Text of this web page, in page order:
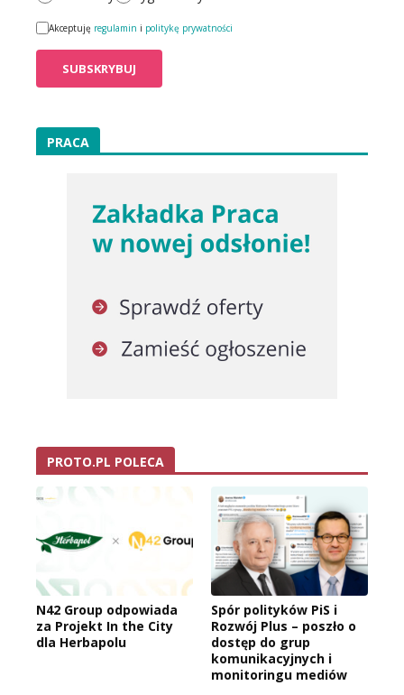
Akceptuję regulamin i politykę prywatności
PRACA
PROTO.PL POLECA
N42 Group odpowiada
za Projekt In the City
dla Herbapolu
Spór polityków PiS i
Rozwój Plus – poszło o
dostęp do grup
komunikacyjnych i
monitoringu mediów